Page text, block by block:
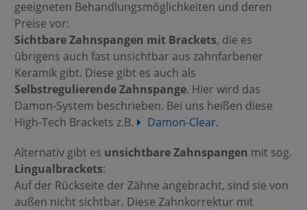
geeigneten Behandlungsmöglichkeiten und deren
Preise vor:
Sichtbare Zahnspangen mit Brackets, die es
übrigens auch fast unsichtbar aus zahnfarbener
Keramik gibt. Diese gibt es auch als
Selbstregulierende Zahnspange. Hier wird das
Damon-System beschrieben. Bei uns heißen diese
High-Tech Brackets z.B.
Damon-Clear.
Alternativ gibt es unsichtbare Zahnspangen mit sog.
Lingualbrackets:
Auf der Rückseite der Zähne angebracht, sind sie von
außen nicht sichtbar. Diese Zahnkorrektur mit